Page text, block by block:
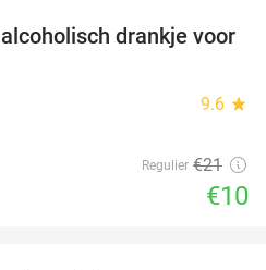
52%
drankje voor
9.6 star
Regulier €21
€10